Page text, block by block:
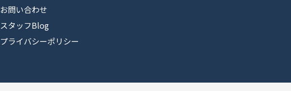
お問い合わせ
スタッフBlog
プライバシーポリシー